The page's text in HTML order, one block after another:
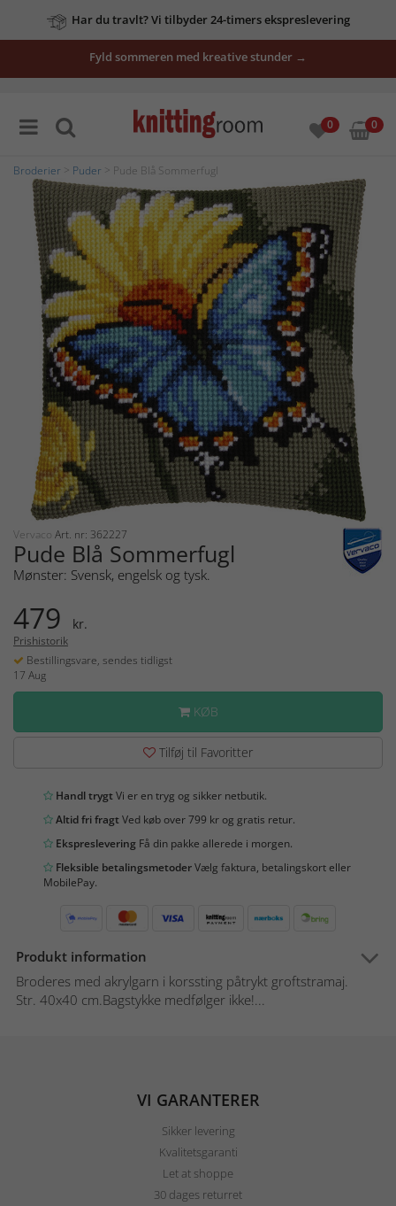
Har du travlt? Vi tilbyder 24-timers ekspreslevering
Fyld sommeren med kreative stunder →
0 0
Broderier Puder > Pude Blå Sommerfugl
Vervaco Art. nr: 362227
Pude Blå Sommerfugl
Mønster: Svensk, engelsk og tysk.
479 kr.
Prishistorik
Bestillingsvare, sendes tidligst
17 Aug
KØB
Tilføj til Favoritter
Handl trygtVi er en tryg og sikker netbutik.
Altid fri fragtVed køb over 799 kr og gratis retur.
Ekspreslevering Få din pakke allerede i morgen.
Fleksible betalingsmetoderVælg faktura, betalingskort eller
MobilePay.
Produkt information
Broderes med akrylgarn i korssting påtrykt groftstramaj.
Str. 40x40 cm.Bagstykke medfølger ikke!...
VI GARANTERER
Sikker levering
Kvalitetsgaranti
Let at shoppe
30 dages returret